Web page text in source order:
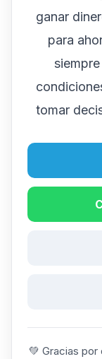
ganar
para
tomar
💚 Gracias